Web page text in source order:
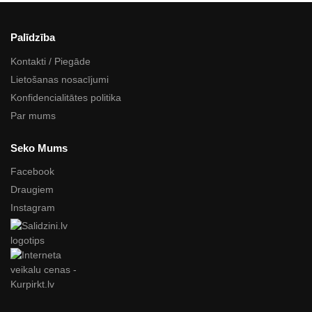
Palīdzība
Kontakti / Piegāde
Lietošanas nosacījumi
Konfidencialitātes politika
Par mums
Seko Mums
Facebook
Draugiem
Instagram